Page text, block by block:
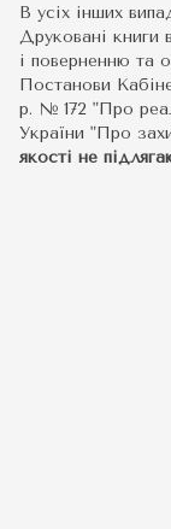
В усіх інших
Друковані книги
і поверненню та
Постанови
р. № 172 "Про
України "Про
якості не